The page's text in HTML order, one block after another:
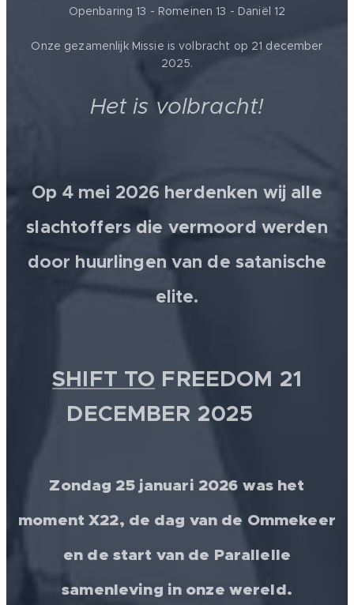
Openbaring 13 - Romeinen 13 - Daniël 12
Onze gezamenlijk Missie is volbracht op 21 december
2025.
Het is volbracht!
Op 4 mei 2026 herdenken wij alle
slachtoffers die vermoord werden
door huurlingen van de satanische
elite.
SHIFT TO FREEDOM 21
DECEMBER 2025 💫
Zondag 25 januari 2026 was het
moment X22, de dag van de Ommekeer
en de start van de Parallelle
samenleving in onze wereld.